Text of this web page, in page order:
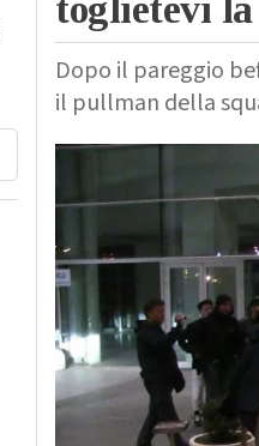
Dopo il pareggio
il pullman della